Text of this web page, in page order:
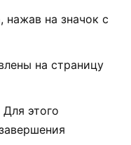
нажав на значок с
на страницу
этого